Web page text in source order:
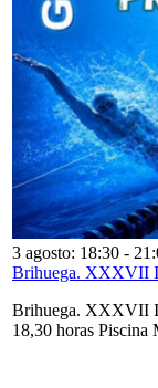
3 agosto: 18:30 -
Brihuega. XXXVII
Brihuega. XXXVII
18,30 horas Piscina